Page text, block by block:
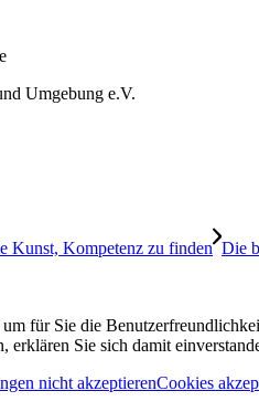
Umgebung e.V.
Kunst, Kompetenz zu finden Die
für Sie die
erklären Sie sich damit
nicht akzeptierenCookies